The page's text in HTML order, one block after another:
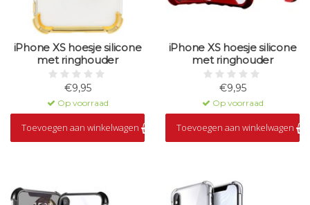
iPhone XS hoesje silicone
met ringhouder
€9,95
Op voorraad
Toevoegen aan winkelwagen
iPhone XS hoesje silicone
met ringhouder
€9,95
Op voorraad
Toevoegen aan winkelwagen